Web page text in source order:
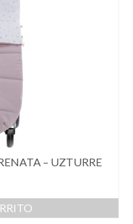
– UZTURRE